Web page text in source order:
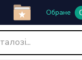
Обране